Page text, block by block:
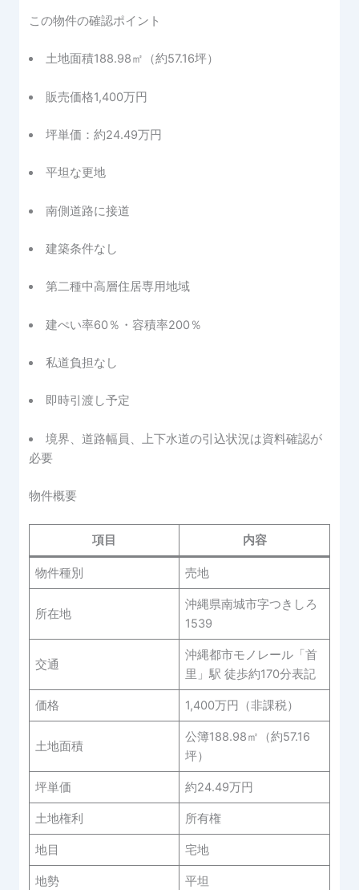
この物件の確認ポイント
土地面積188.98㎡（約57.16坪）
販売価格1,400万円
坪単価：約24.49万円
平坦な更地
南側道路に接道
建築条件なし
第二種中高層住居専用地域
建ぺい率60％・容積率200％
私道負担なし
即時引渡し予定
境界、道路幅員、上下水道の引込状況は資料確認が
必要
物件概要
項目 内容
物件種別 売地
所在地
沖縄県南城市字つきしろ
1539
交通
沖縄都市モノレール「首
里」駅 徒歩約170分表記
価格 1,400万円（非課税）
土地面積
公簿188.98㎡（約57.16
坪）
坪単価 約24.49万円
土地権利 所有権
地目 宅地
地勢 平坦